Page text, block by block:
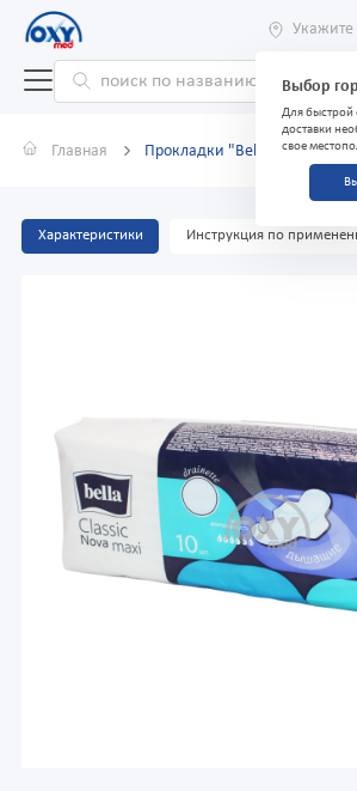
Укажите
Выбор
Для быстрой
доставки
свое
Главная Прокладки "Bella Classic
Характеристики Инструкция по